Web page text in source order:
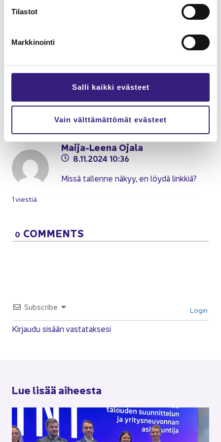
Tilastot
Markkinointi
Salli kaikki evästeet
Vain välttämättömät evästeet
Pa­nee­li­kes­kus­te­lun tal­len­ne:
Esi­merk­ke­jä ja työ­vä­li­nei­tä te­ko­
ä­lys­tä ta­lous­hal­lin­non ar­jes­sa
1 vies­tiä
Maija-​Leena Ojala
8.11.2024 10:36
Missä tal­len­ne näkyy, en löydä link­kiä?
Subsc­ri­be Login
Kir­jau­du si­sään vas­ta­tak­se­si
0 COM­MENTS
Lue lisää ai­hees­ta